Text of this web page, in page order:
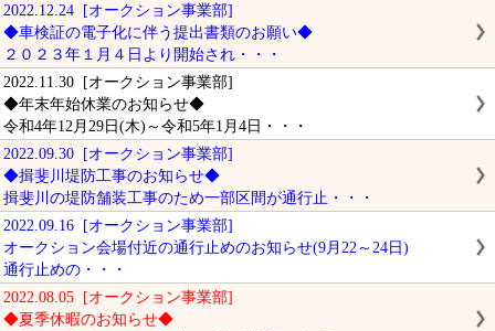
2022.12.24 [オークション事業部]
◆車検証の電子化に伴う提出書類のお願い◆
２０２３年１月４日より開始され・・・
2022.11.30 [オークション事業部]
◆年末年始休業のお知らせ◆
令和4年12月29日(木)～令和5年1月4日・・・
2022.09.30 [オークション事業部]
◆揖斐川堤防工事のお知らせ◆
揖斐川の堤防舗装工事のため一部区間が通行止・・・
2022.09.16 [オークション事業部]
オークション会場付近の通行止めのお知らせ(9月22～24日)
通行止めの・・・
2022.08.05 [オークション事業部]
◆夏季休暇のお知らせ◆